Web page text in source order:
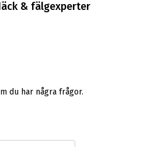
& fälgexperter
du har några frågor.